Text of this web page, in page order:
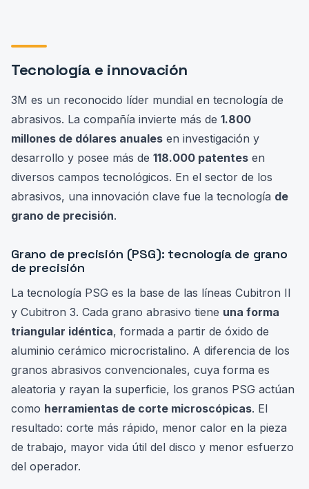
Tecnología e innovación
3M es un reconocido líder mundial en tecnología de
abrasivos. La compañía invierte más de 1.800
millones de dólares anuales en investigación y
desarrollo y posee más de 118.000 patentes en
diversos campos tecnológicos. En el sector de los
abrasivos, una innovación clave fue la tecnología de
grano de precisión.
Grano de precisión (PSG): tecnología de grano
de precisión
La tecnología PSG es la base de las líneas Cubitron II
y Cubitron 3. Cada grano abrasivo tiene una forma
triangular idéntica, formada a partir de óxido de
aluminio cerámico microcristalino. A diferencia de los
granos abrasivos convencionales, cuya forma es
aleatoria y rayan la superficie, los granos PSG actúan
como herramientas de corte microscópicas. El
resultado: corte más rápido, menor calor en la pieza
de trabajo, mayor vida útil del disco y menor esfuerzo
del operador.